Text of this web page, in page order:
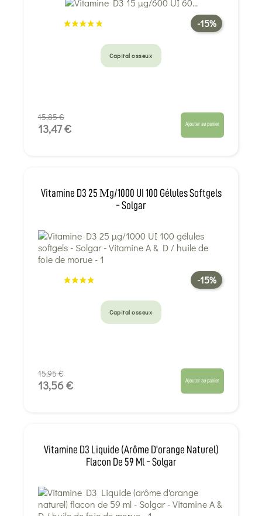
-15%
Capital osseux
15,85 €
13,47 € Ajouter au panier
Vitamine D3 25 Μg/1000 UI 100 Gélules Softgels
- Solgar
-15%
Capital osseux
15,95 €
13,56 € Ajouter au panier
Vitamine D3 Liquide (arôme D'orange Naturel)
Flacon De 59 Ml - Solgar